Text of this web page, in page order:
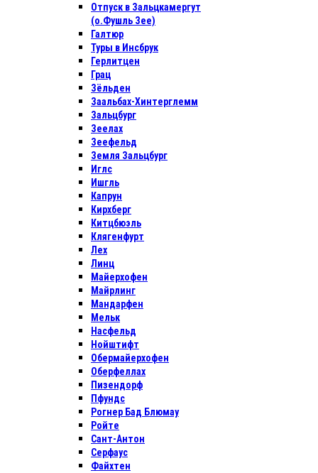
Отпуск в Зальцкамергут
(о.Фушль Зее)
Галтюр
Туры в Инсбрук
Герлитцен
Грац
Зёльден
Заальбах-Хинтерглемм
Зальцбург
Зеелах
Зеефельд
Земля Зальцбург
Иглс
Ишгль
Капрун
Кирхберг
Китцбюэль
Клягенфурт
Лех
Линц
Майерхофен
Майрлинг
Мандарфен
Мельк
Насфельд
Нойштифт
Обермайерхофен
Оберфеллах
Пизендорф
Пфундс
Рогнер Бад Блюмау
Ройте
Сант-Антон
Серфаус
Файхтен